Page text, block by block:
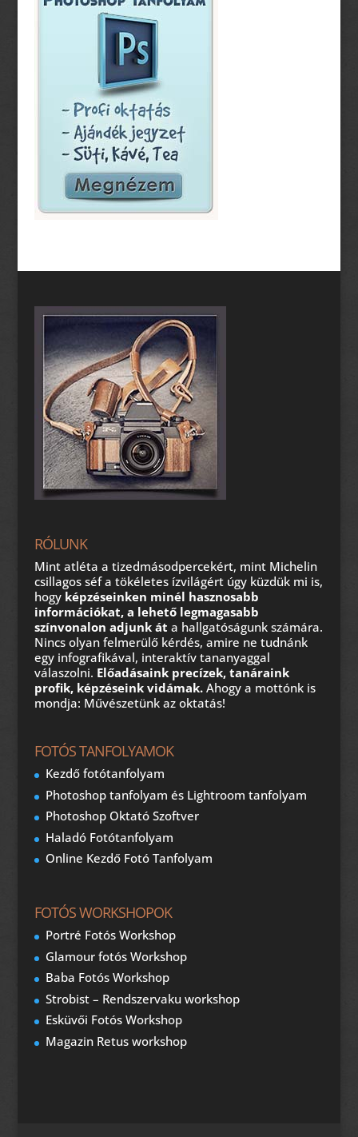
RÓLUNK
Mint atléta a tizedmásodpercekért, mint Michelin
csillagos séf a tökéletes ízvilágért úgy küzdük mi is,
hogy képzéseinken minél hasznosabb
információkat, a lehető legmagasabb
színvonalon adjunk át a hallgatóságunk számára.
Nincs olyan felmerülő kérdés, amire ne tudnánk
egy infografikával, interaktív tananyaggal
válaszolni. Előadásaink precízek, tanáraink
profik, képzéseink vidámak.Ahogy a mottónk is
mondja: Művészetünk az oktatás!
FOTÓS TANFOLYAMOK
Kezdő fotótanfolyam
Photoshop tanfolyam és Lightroom tanfolyam
Photoshop Oktató Szoftver
Haladó Fotótanfolyam
Online Kezdő Fotó Tanfolyam
FOTÓS WORKSHOPOK
Portré Fotós Workshop
Glamour fotós Workshop
Baba Fotós Workshop
Strobist – Rendszervaku workshop
Esküvői Fotós Workshop
Magazin Retus workshop